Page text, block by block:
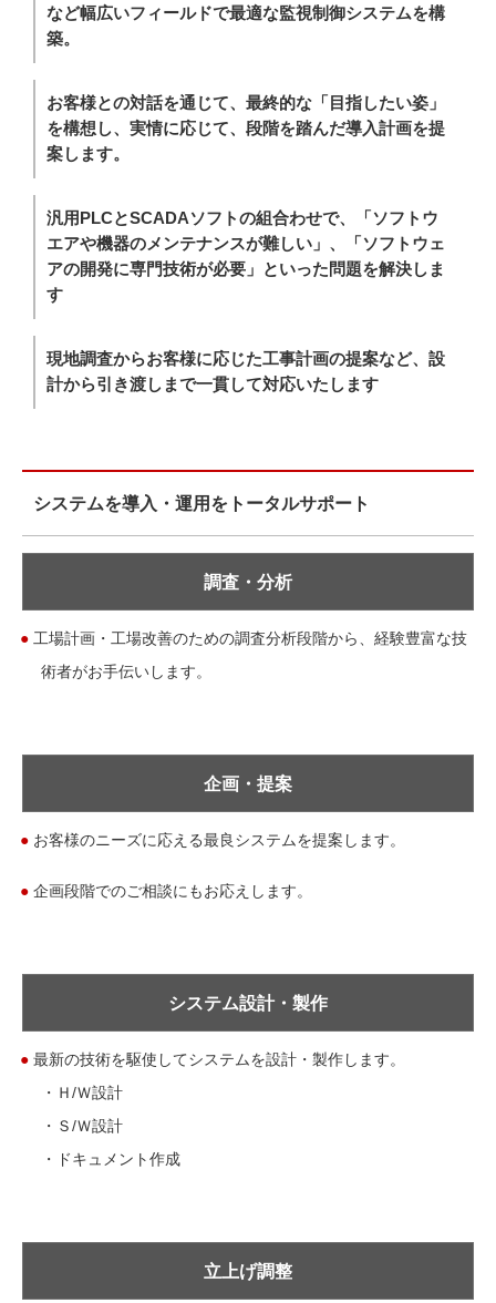
など幅広いフィールドで最適な監視制御システムを構
築。
お客様との対話を通じて、最終的な「目指したい姿」
を構想し、実情に応じて、段階を踏んだ導入計画を提
案します。
汎用PLCとSCADAソフトの組合わせで、「ソフトウ
エアや機器のメンテナンスが難しい」、「ソフトウェ
アの開発に専門技術が必要」といった問題を解決しま
す
現地調査からお客様に応じた工事計画の提案など、設
計から引き渡しまで一貫して対応いたします
システムを導入・運用をトータルサポート
調査・分析
●工場計画・工場改善のための調査分析段階から、経験豊富な技
術者がお手伝いします。
企画・提案
●お客様のニーズに応える最良システムを提案します。
●企画段階でのご相談にもお応えします。
システム設計・製作
●最新の技術を駆使してシステムを設計・製作します。
・Ｈ/Ｗ設計
・Ｓ/Ｗ設計
・ドキュメント作成
立上げ調整